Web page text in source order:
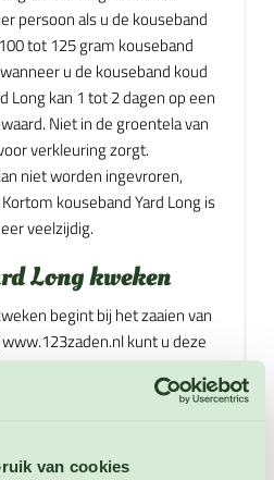
van cookies
persoon als u de kouseband
tot 125 gram kouseband
u de kouseband koud
Long kan 1 tot 2 dagen op een
Niet in de groentela van
verkleuring zorgt.
niet worden ingevroren,
kouseband Yard Long is
veelzijdig.
Long kweken
begint bij het zaaien van
kunt u deze
U kunt vanaf april binnen
oogst. Zaai in aparte
een donkerkiemer is.